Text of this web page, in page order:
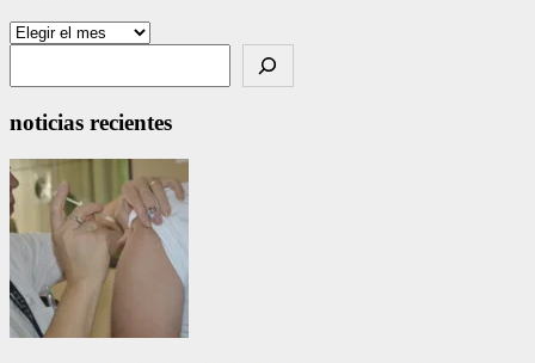
Archivos
noticias recientes